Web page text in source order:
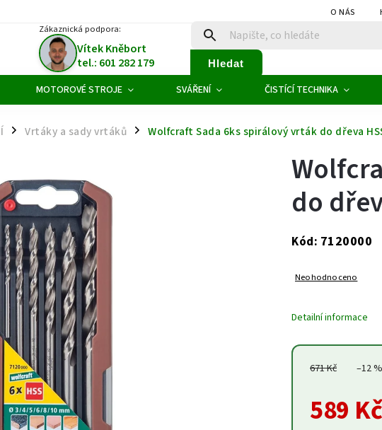
O NÁS
Zákaznická podpora:
Vítek Kněbort
tel.: 601 282 179
Hledat
MOTOROVÉ STROJE SVÁŘENÍ ČISTÍCÍ TECHNIKA
/ Vrtáky a sady vrtáků / Wolfcraft Sada 6ks spirálový vrták do dřeva
671 Kč –12 %
589 Kč
do
Kód: 7120000
Neohodnoceno
Detailní informace